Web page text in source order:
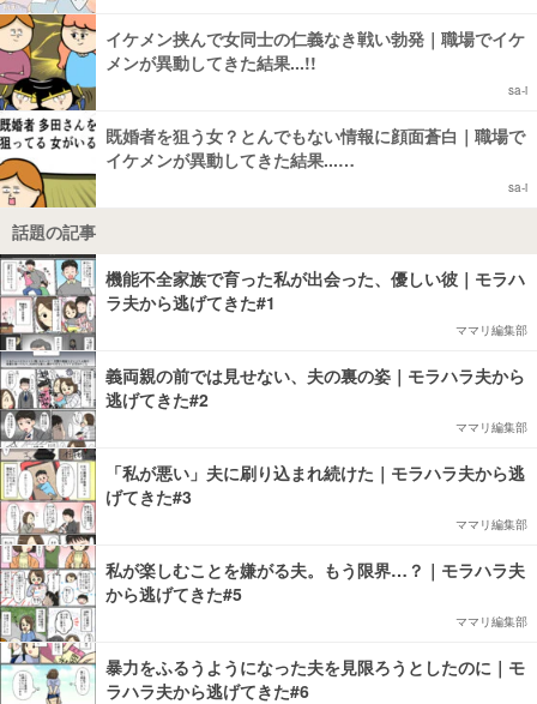
イケメン挟んで女同士の仁義なき戦い勃発｜職場でイケ
メンが異動してきた結果...!!
sa-i
既婚者を狙う女？とんでもない情報に顔面蒼白｜職場で
イケメンが異動してきた結果...…
sa-i
話題の記事
機能不全家族で育った私が出会った、優しい彼｜モラハ
ラ夫から逃げてきた#1
ママリ編集部
義両親の前では見せない、夫の裏の姿｜モラハラ夫から
逃げてきた#2
ママリ編集部
「私が悪い」夫に刷り込まれ続けた｜モラハラ夫から逃
げてきた#3
ママリ編集部
私が楽しむことを嫌がる夫。もう限界…？｜モラハラ夫
から逃げてきた#5
ママリ編集部
暴力をふるうようになった夫を見限ろうとしたのに｜モ
ラハラ夫から逃げてきた#6